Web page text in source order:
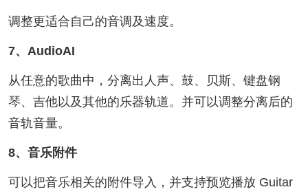
调整更适合自己的音调及速度。
7、AudioAI
从任意的歌曲中，分离出人声、鼓、贝斯、键盘钢
琴、吉他以及其他的乐器轨道。并可以调整分离后的
音轨音量。
8、音乐附件
可以把音乐相关的附件导入，并支持预览播放 Guitar